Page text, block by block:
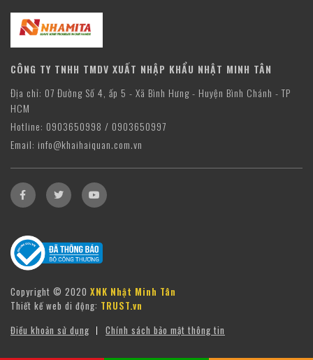
CÔNG TY TNHH TMDV XUẤT NHẬP KHẨU NHẬT MINH TÂN
Địa chỉ: 07 Đường Số 4, ấp 5 - Xã Bình Hưng - Huyện Bình Chánh - TP
HCM
Hotline: 0903650998 / 0903650997
Email: info@khaihaiquan.com.vn
Copyright © 2020 XNK Nhật Minh Tân
Thiết kế web di động: TRUST.vn
Điều khoản sử dụng
Chính sách bảo mật thông tin